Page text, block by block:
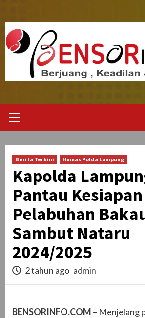
content
Menu
Berita Terkini Humas Polda Lampung
Kapolda
Pantau Kesiapan
Pelabuhan
Sambut Nataru
2024/2025
2 tahun ago admin
BENSORINFO.COM – Menjelang